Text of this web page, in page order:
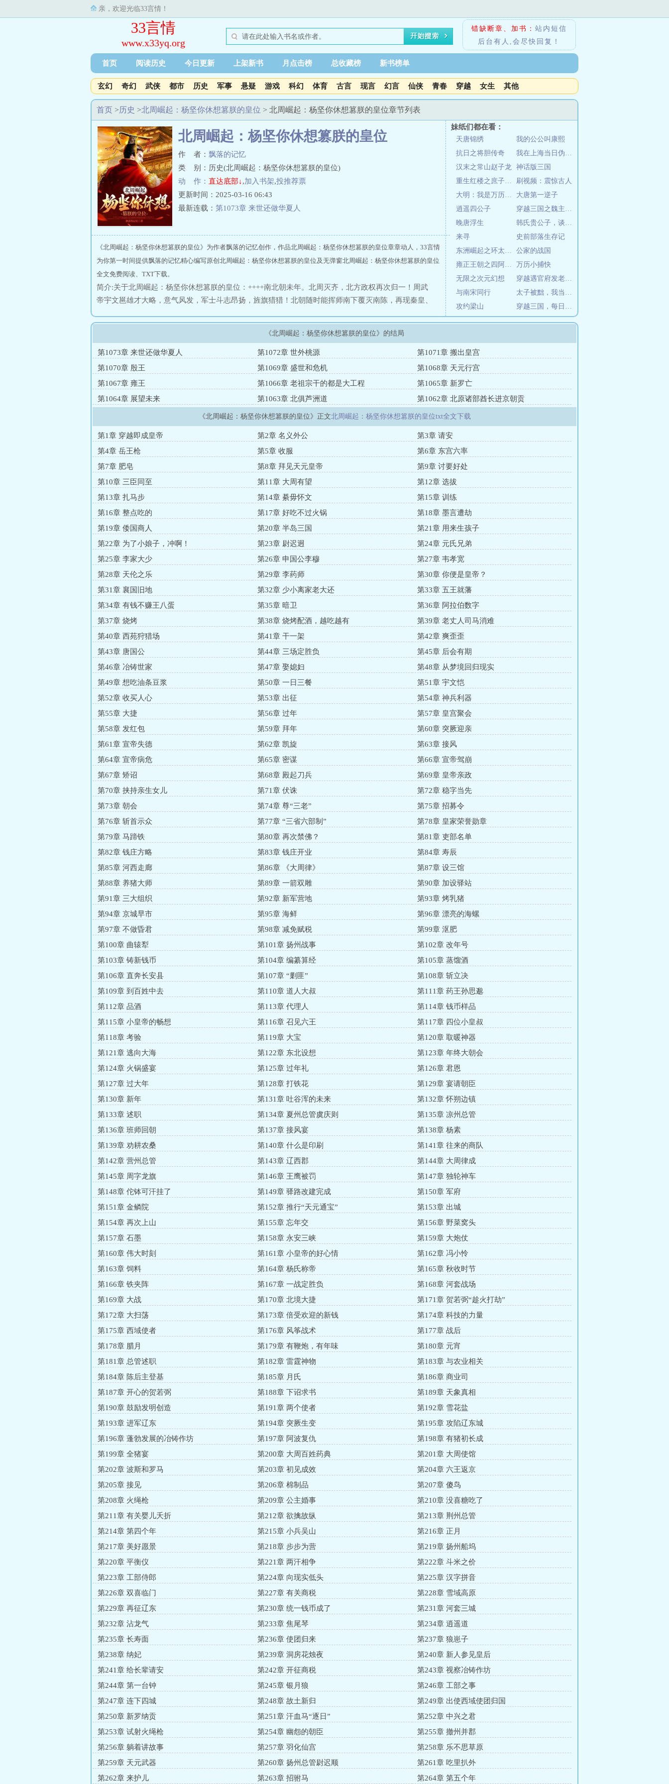
亲，欢迎光临33言情！
33言情
www.x33yq.org
错缺断章、加书： 站内短信
后台有人,会尽快回复！
首页 阅读历史 今日更新 上架新书 月点击榜 总收藏榜 新书榜单
玄幻 奇幻 武侠 都市 历史 军事 悬疑 游戏 科幻 体育 古言 现言 幻言 仙侠 青春 穿越 女生 其他
首页 >历史 >北周崛起：杨坚你休想篡朕的皇位 > 北周崛起：杨坚你休想篡朕的皇位章节列表
妹纸们都在看：
天唐锦绣
我的公公叫康熙
抗日之将胆传奇
我在上海当日伪汉奸的那些日子
汉末之常山赵子龙 神话版三国
重生红楼之庶子贾环
刷视频：震惊古人
大明：我是万历他爹
大唐第一逆子
逍遥四公子
穿越三国之魏主曹昂
晚唐浮生
韩氏贵公子，谈笑虏项羽
来寻
史前部落生存记
东洲崛起之环太平洋帝国！
公家的战国
雍正王朝之四阿哥传奇
万历小捕快
无限之次元幻想
穿越遇官府发老婆，不领违法！
与南宋同行
太子被黜，我当北凉王领兵千万！
攻约梁山
穿越三国，每日签到横推世界
北周崛起：杨坚你休想篡朕的皇位
作 者： 飘落的记忆
类 别：历史(北周崛起：杨坚你休想篡朕的皇位)
动 作： 直达底部↓,加入书架,投推荐票
更新时间：2025-03-16 06:43
最新连载： 第1073章 来世还做华夏人
《北周崛起：杨坚你休想篡朕的皇位》为作者飘落的记忆创作，作品北周崛起：杨坚你休想篡朕的皇位章章动人，33言情
为你第一时间提供飘落的记忆精心编写原创北周崛起：杨坚你休想篡朕的皇位及无弹窗北周崛起：杨坚你休想篡朕的皇位
全文免费阅读、TXT下载。
简介:关于北周崛起：杨坚你休想篡朕的皇位：++++南北朝未年。北周灭齐，北方政权再次归一！周武
帝宇文邕雄才大略，意气风发，军士斗志昂扬，旌旗猎猎！北朝随时能挥师南下覆灭南陈，再现秦皇、
宇文邕长孙——宇文衍。吾定当继承武帝遗志，北伐突厥，南定陈朝！挫杨氏窃国之野心，收天下有志
之英才，励精图治，开疆拓土，创华夏万世不朽之伟业……
《北周崛起：杨坚你休想篡朕的皇位》的结局
第1073章 来世还做华夏人 第1072章 世外桃源
第1071章 搬出皇宫
第1070章 殷王
第1069章 盛世和危机
第1068章 天元行宫
第1067章 雍王
第1066章 老祖宗干的都是大工程
第1065章 新罗亡
第1064章 展望未来
第1063章 北俱芦洲道 第1062章 北原诸部酋长进京朝贡
《北周崛起：杨坚你休想篡朕的皇位》正文北周崛起：杨坚你休想篡朕的皇位txt全文下载
第1章 穿越即成皇帝 第2章 名义外公
第3章 请安
第4章 岳王枪
第5章 收服
第6章 东宫六率
第7章 肥皂
第8章 拜见天元皇帝
第9章 讨要好处
第10章 三臣同至
第11章 大周有望
第12章 选拔
第13章 扎马步
第14章 綦毋怀文
第15章 训练
第16章 整点吃的
第17章 好吃不过火锅
第18章 墨言遭劫
第19章 倭国商人
第20章 半岛三国
第21章 用来生孩子
第22章 为了小娘子，冲啊！
第23章 尉迟迥
第24章 元氏兄弟
第25章 李家大少
第26章 申国公李穆
第27章 韦孝宽
第28章 天伦之乐
第29章 李药师
第30章 你便是皇帝？
第31章 襄国旧地
第32章 少小离家老大还
第33章 五王就藩
第34章 有钱不赚王八蛋
第35章 暗卫
第36章 阿拉伯数字
第37章 烧烤
第38章 烧烤配酒，越吃越有
第39章 老丈人司马消难
第40章 西苑狩猎场
第41章 干一架
第42章 爽歪歪
第43章 唐国公
第44章 三场定胜负
第45章 后会有期
第46章 冶铸世家
第47章 娶媳妇
第48章 从梦境回归现实
第49章 想吃油条豆浆
第50章 一日三餐
第51章 宇文恺
第52章 收买人心
第53章 出征
第54章 神兵利器
第55章 大捷
第56章 过年
第57章 皇宫聚会
第58章 发红包
第59章 拜年
第60章 突厥迎亲
第61章 宣帝失德
第62章 凯旋
第63章 接风
第64章 宣帝病危
第65章 密谋
第66章 宣帝驾崩
第67章 矫诏
第68章 殿起刀兵
第69章 皇帝亲政
第70章 挟持亲生女儿
第71章 伏诛
第72章 稳字当先
第73章 朝会
第74章 尊“三老”
第75章 招募令
第76章 斩首示众
第77章 “三省六部制”
第78章 皇家荣誉勋章
第79章 马蹄铁
第80章 再次禁佛？
第81章 吏部名单
第82章 钱庄方略
第83章 钱庄开业
第84章 寿辰
第85章 河西走廊
第86章 《大周律》
第87章 设三馆
第88章 养猪大师
第89章 一箭双雕
第90章 加设驿站
第91章 三大组织
第92章 新军营地
第93章 烤乳猪
第94章 京城早市
第95章 海鲜
第96章 漂亮的海螺
第97章 不做昏君
第98章 减免赋税
第99章 沤肥
第100章 曲辕犁
第101章 扬州战事
第102章 改年号
第103章 铸新钱币
第104章 编纂算经
第105章 蒸馏酒
第106章 直奔长安县
第107章 “剿匪”
第108章 斩立决
第109章 到百姓中去
第110章 道人大叔
第111章 药王孙思邈
第112章 品酒
第113章 代理人
第114章 钱币样品
第115章 小皇帝的畅想
第116章 召见六王
第117章 四位小皇叔
第118章 考验
第119章 大宝
第120章 取暖神器
第121章 逃向大海
第122章 东北设想
第123章 年终大朝会
第124章 火锅盛宴
第125章 过年礼
第126章 君恩
第127章 过大年
第128章 打铁花
第129章 宴请朝臣
第130章 新年
第131章 吐谷浑的未来
第132章 怀朔边镇
第133章 述职
第134章 夏州总管虞庆则
第135章 凉州总管
第136章 班师回朝
第137章 接风宴
第138章 杨素
第139章 劝耕农桑
第140章 什么是印刷
第141章 往来的商队
第142章 营州总管
第143章 辽西郡
第144章 大周律成
第145章 周字龙旗
第146章 王鹰被罚
第147章 独轮神车
第148章 佗钵可汗挂了
第149章 驿路改建完成
第150章 军府
第151章 金鳞院
第152章 推行“天元通宝”
第153章 出城
第154章 再次上山
第155章 忘年交
第156章 野菜窝头
第157章 石墨
第158章 永安三峡
第159章 大炮仗
第160章 伟大时刻
第161章 小皇帝的好心情
第162章 冯小怜
第163章 饲料
第164章 杨氏称帝
第165章 秋收时节
第166章 铁夹阵
第167章 一战定胜负
第168章 河套战场
第169章 大战
第170章 北境大捷
第171章 贺若弼“趁火打劫”
第172章 大扫荡
第173章 倍受欢迎的新钱
第174章 科技的力量
第175章 西域使者
第176章 风筝战术
第177章 战后
第178章 腊月
第179章 有鞭炮，有年味
第180章 元宵
第181章 总管述职
第182章 雷霆神物
第183章 与农业相关
第184章 陈后主登基
第185章 月氏
第186章 商业司
第187章 开心的贺若弼
第188章 下诏求书
第189章 天象真相
第190章 鼓励发明创造
第191章 两个使者
第192章 雪花盐
第193章 进军辽东
第194章 突厥生变
第195章 攻陷辽东城
第196章 蓬勃发展的冶铸作坊
第197章 阿波复仇
第198章 有猪初长成
第199章 全猪宴
第200章 大周百姓药典
第201章 大周使馆
第202章 波斯和罗马
第203章 初见成效
第204章 六王返京
第205章 接见
第206章 棉制品
第207章 傻鸟
第208章 火绳枪
第209章 公主婚事
第210章 没喜糖吃了
第211章 有关婴儿夭折
第212章 欲擒故纵
第213章 荆州总管
第214章 第四个年
第215章 小兵吴山
第216章 正月
第217章 美好愿景
第218章 步步为营
第219章 扬州船坞
第220章 平衡仪
第221章 两汗相争
第222章 斗米之价
第223章 工部侍郎
第224章 向现实低头
第225章 汉字拼音
第226章 双喜临门
第227章 有关商税
第228章 雪域高原
第229章 再征辽东
第230章 统一钱币成了
第231章 河套三城
第232章 沾龙气
第233章 焦尾琴
第234章 逍遥道
第235章 长寿面
第236章 使团归来
第237章 狼崽子
第238章 纳妃
第239章 洞房花烛夜
第240章 新人参见皇后
第241章 给长辈请安
第242章 开征商税
第243章 视察冶铸作坊
第244章 第一台钟
第245章 银月狼
第246章 工部之事
第247章 连下四城
第248章 故土新归
第249章 出使西域使团归国
第250章 新罗纳贡
第251章 汗血马“逐日”
第252章 中兴之君
第253章 试射火绳枪
第254章 幽怨的朝臣
第255章 撤州并郡
第256章 躺着讲故事
第257章 羽化仙宫
第258章 乐不思草原
第259章 天元武器
第260章 扬州总管尉迟顺
第261章 吃里扒外
第262章 来护儿
第263章 招驸马 第264章 第五个年